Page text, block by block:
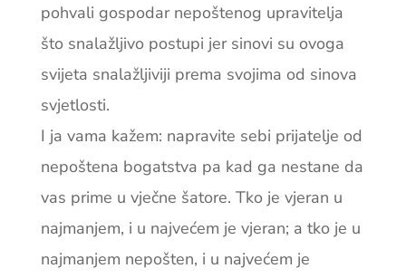
pohvali go­spodar nepoštenog upravitelja
što snalažljivo postupi jer sinovi su ovoga
svijeta snalažljiviji prema svojima od sinova
svjetlosti.
I ja vama kažem: napravite sebi prijatelje od
nepoštena bogatstva pa kad ga nestane da
vas prime u vječne šatore. Tko je vjeran u
najmanjem, i u najvećem je vjeran; a tko je u
najmanjem nepošten, i u najvećem je